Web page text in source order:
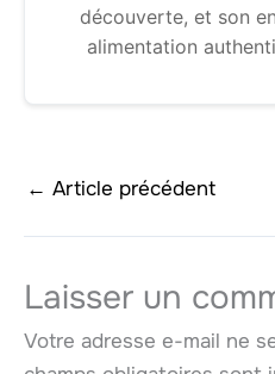
découverte, et son
alimentation
← Article précédent
Laisser un
Votre adresse e-mail ne